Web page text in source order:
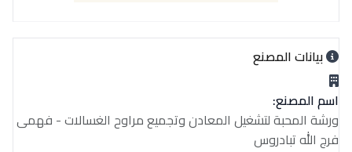
بيانات المصنع
اسم المصنع:
ورشة المحبة لتشغيل المعادن وتجميع مراوح الغسالات - فهمى
فرج الله تبادروس